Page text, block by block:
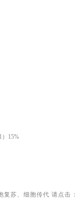
）15%
复苏、细胞传代 请点击：